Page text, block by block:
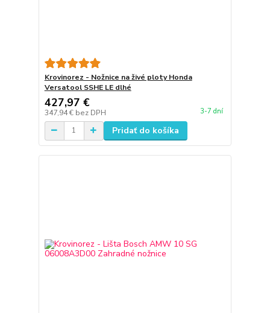
Krovinorez - Nožnice na živé ploty Honda
Versatool SSHE LE dlhé
427,97 €
347,94 € bez DPH 3-7 dní
Pridať do košíka